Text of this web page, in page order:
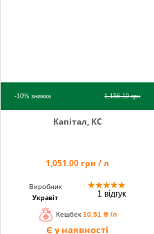
-10%знижка 1,156.10грн
Капітал, КС
1,051.00 грн / л
Виробник
Укравіт
★★★★★
1 відгук
Кешбек 10.51 ₴ /л
Є у наявності